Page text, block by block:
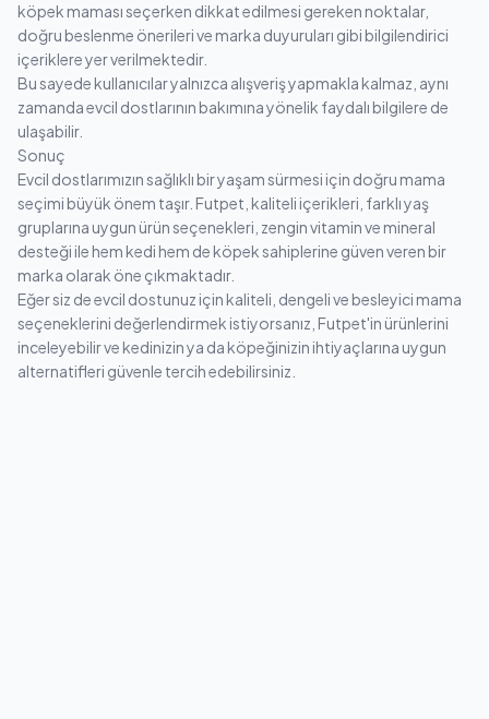
köpek maması seçerken dikkat edilmesi gereken noktalar,
doğru beslenme önerileri ve marka duyuruları gibi bilgilendirici
içeriklere yer verilmektedir.
Bu sayede kullanıcılar yalnızca alışveriş yapmakla kalmaz, aynı
zamanda evcil dostlarının bakımına yönelik faydalı bilgilere de
ulaşabilir.
Sonuç
Evcil dostlarımızın sağlıklı bir yaşam sürmesi için doğru mama
seçimi büyük önem taşır. Futpet, kaliteli içerikleri, farklı yaş
gruplarına uygun ürün seçenekleri, zengin vitamin ve mineral
desteği ile hem kedi hem de köpek sahiplerine güven veren bir
marka olarak öne çıkmaktadır.
Eğer siz de evcil dostunuz için kaliteli, dengeli ve besleyici mama
seçeneklerini değerlendirmek istiyorsanız, Futpet'in ürünlerini
inceleyebilir ve kedinizin ya da köpeğinizin ihtiyaçlarına uygun
alternatifleri güvenle tercih edebilirsiniz.